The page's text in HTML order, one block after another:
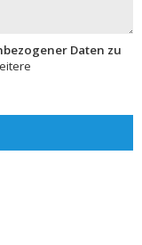
Daten zu